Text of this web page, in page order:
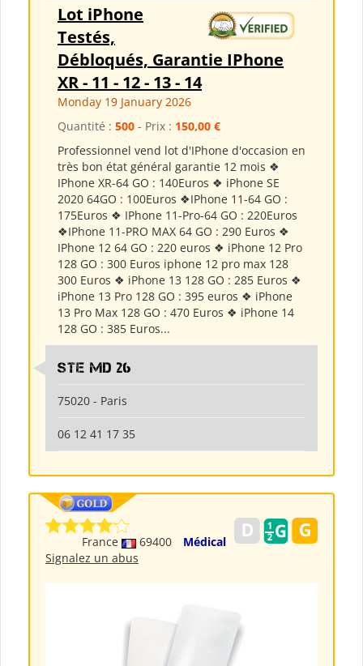
Lot iPhone
Testés,
Débloqués, Garantie IPhone
XR - 11 - 12 - 13 - 14
Monday 19 January 2026
Quantité : 500 - Prix : 150,00 €
Professionnel vend lot d'IPhone d'occasion en
très bon état général garantie 12 mois ❖
IPhone XR-64 GO : 140Euros ❖ iPhone SE
2020 64GO : 100Euros ❖IPhone 11-64 GO :
175Euros ❖ IPhone 11-Pro-64 GO : 220Euros
❖IPhone 11-PRO MAX 64 GO : 290 Euros ❖
IPhone 12 64 GO : 220 euros ❖ iPhone 12 Pro
128 GO : 300 Euros iphone 12 pro max 128
300 Euros ❖ iPhone 13 128 GO : 285 Euros ❖
iPhone 13 Pro 128 GO : 395 euros ❖ iPhone
13 Pro Max 128 GO : 470 Euros ❖ iPhone 14
128 GO : 385 Euros...
Ste md 26
75020 - Paris
06 12 41 17 35
France 69400
Médical
Signalez un abus